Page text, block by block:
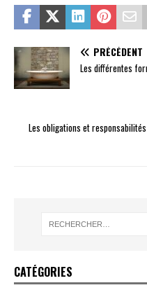
PRÉCÉDENT
Les différentes
Les obligations et
CATÉGORIES